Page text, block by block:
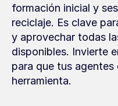
formación inicial y
reciclaje. Es clave
y aprovechar todas
disponibles. Invierte
para que tus
herramienta.